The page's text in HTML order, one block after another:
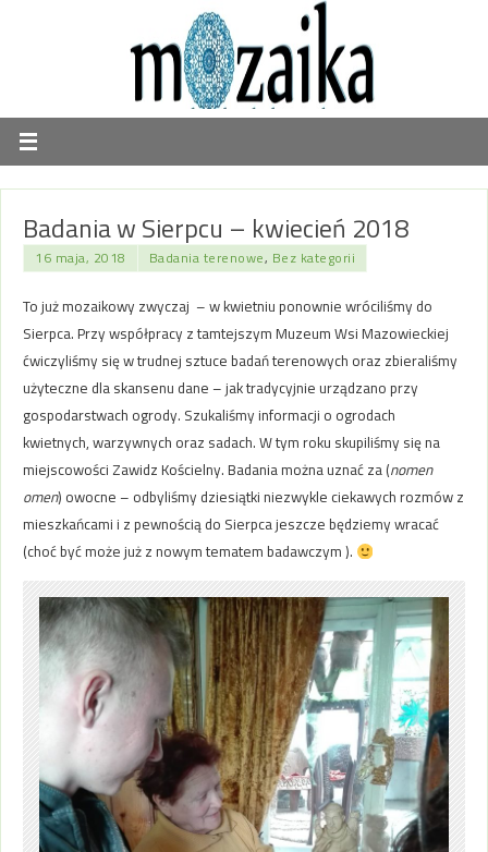
Badania w Sierpcu – kwiecień 2018
16 maja, 2018 Badania terenowe, Bez kategorii
To już mozaikowy zwyczaj – w kwietniu ponownie wróciliśmy do
Sierpca. Przy współpracy z tamtejszym Muzeum Wsi Mazowieckiej
ćwiczyliśmy się w trudnej sztuce badań terenowych oraz zbieraliśmy
użyteczne dla skansenu dane – jak tradycyjnie urządzano przy
gospodarstwach ogrody. Szukaliśmy informacji o ogrodach
kwietnych, warzywnych oraz sadach. W tym roku skupiliśmy się na
miejscowości Zawidz Kościelny. Badania można uznać za (nomen
omen) owocne – odbyliśmy dziesiątki niezwykle ciekawych rozmów z
mieszkańcami i z pewnością do Sierpca jeszcze będziemy wracać
(choć być może już z nowym tematem badawczym ).